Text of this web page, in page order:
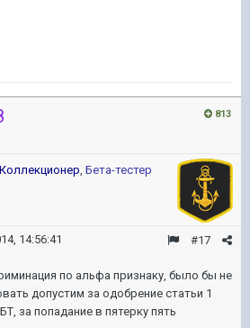
813
Коллекционер, Бета-тестер
#17
14:56:41
по альфа признаку, было бы не
допустим за одобрение статьи 1
за попадание в пятерку пять